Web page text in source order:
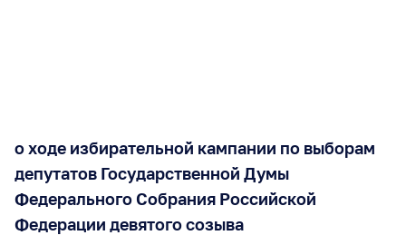
о ходе избирательной кампании по выборам
депутатов Государственной Думы
Федерального Собрания Российской
Федерации девятого созыва